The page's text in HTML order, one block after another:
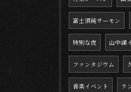
富士頂純サーモン
特別な夜 山中湖
ファンタジウム
音楽イベント ラ